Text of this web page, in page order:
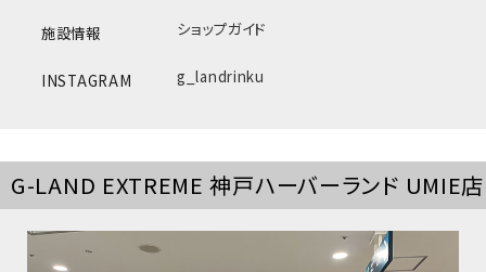
施設情報 ショップガイド
INSTAGRAM g_landrinku
G-LAND EXTREME 神戸ハーバーランド UMIE店